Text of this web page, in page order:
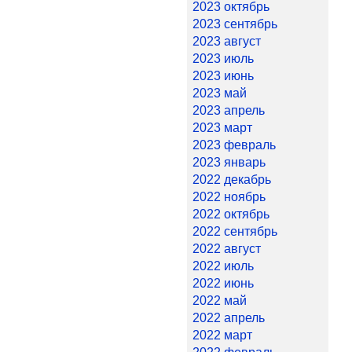
2023 октябрь
2023 сентябрь
2023 август
2023 июль
2023 июнь
2023 май
2023 апрель
2023 март
2023 февраль
2023 январь
2022 декабрь
2022 ноябрь
2022 октябрь
2022 сентябрь
2022 август
2022 июль
2022 июнь
2022 май
2022 апрель
2022 март